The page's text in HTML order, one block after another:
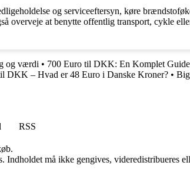
og serviceeftersyn, køre
overveje at benytte offentlig transport, cykle
og værdi • 700 Euro til DKK: En Komplet Guide
DKK – Hvad er 48 Euro i Danske Kroner? •
RSS
må ikke gengives, videredistribueres